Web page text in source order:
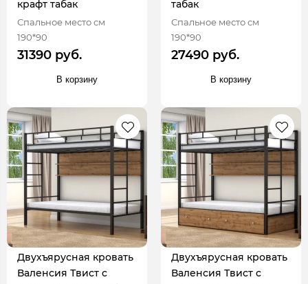
крафт табак
Спальное место см
190*90
31390 руб.
В корзину
табак
Спальное место см
190*90
27490 руб.
В корзину
Двухъярусная кровать
Валенсия Твист с
Двухъярусная кровать
Валенсия Твист с